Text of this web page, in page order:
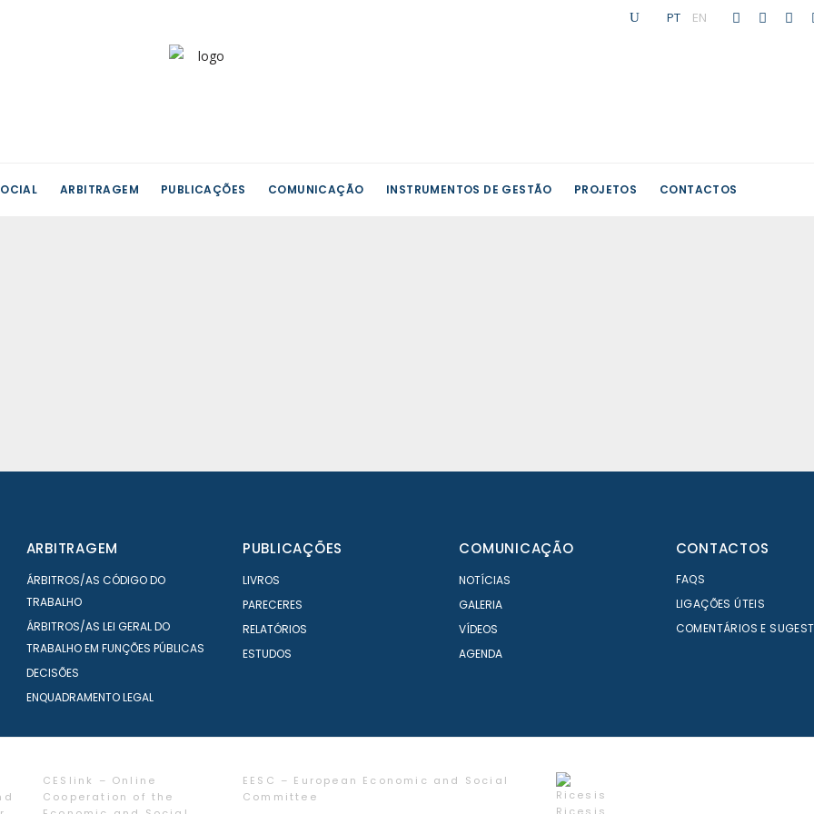
PT EN
ARBITRAGEM PUBLICAÇÕES COMUNICAÇÃO INSTRUMENTOS DE GESTÃO PROJETOS CONTACTOS
ARBITRAGEM
ÁRBITROS/AS CÓDIGO DO
TRABALHO
ÁRBITROS/AS LEI GERAL DO
TRABALHO EM FUNÇÕES PÚBLICAS
DECISÕES
ENQUADRAMENTO LEGAL
PUBLICAÇÕES
LIVROS
PARECERES
RELATÓRIOS
ESTUDOS
COMUNICAÇÃO
NOTÍCIAS
GALERIA
VÍDEOS
AGENDA
CONTACTOS
FAQS
LIGAÇÕES ÚTEIS
COMENTÁRIOS E
CESlink – Online
Cooperation of the
EESC – European Economic and Social
Committee